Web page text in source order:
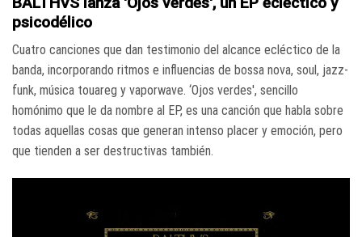
psicodélico
Cuatro canciones que dan testimonio del alcance ecléctico de la
banda, incorporando ritmos e influencias de bossa nova, soul, jazz-
funk, música touareg y vaporwave. ‘Ojos verdes', sencillo
homónimo que le da nombre al EP, es una canción que habla sobre
todas aquellas cosas que generan intenso placer y emoción, pero
que tienden a ser destructivas también.